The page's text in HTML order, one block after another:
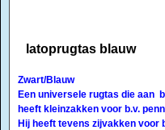
latoprugtas blauw
Zwart/Blauw
Een universele rugtas die aan
heeft kleinzakken voor b.v.
Hij heeft tevens zijvakken voor